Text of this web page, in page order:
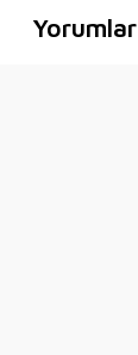
Yorumlar